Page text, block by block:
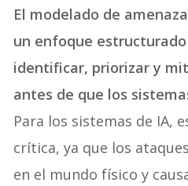
El modelado de
un enfoque
identificar, priorizar y
antes de que los
Para los sistemas de IA,
crítica, ya que los
en el mundo físico y